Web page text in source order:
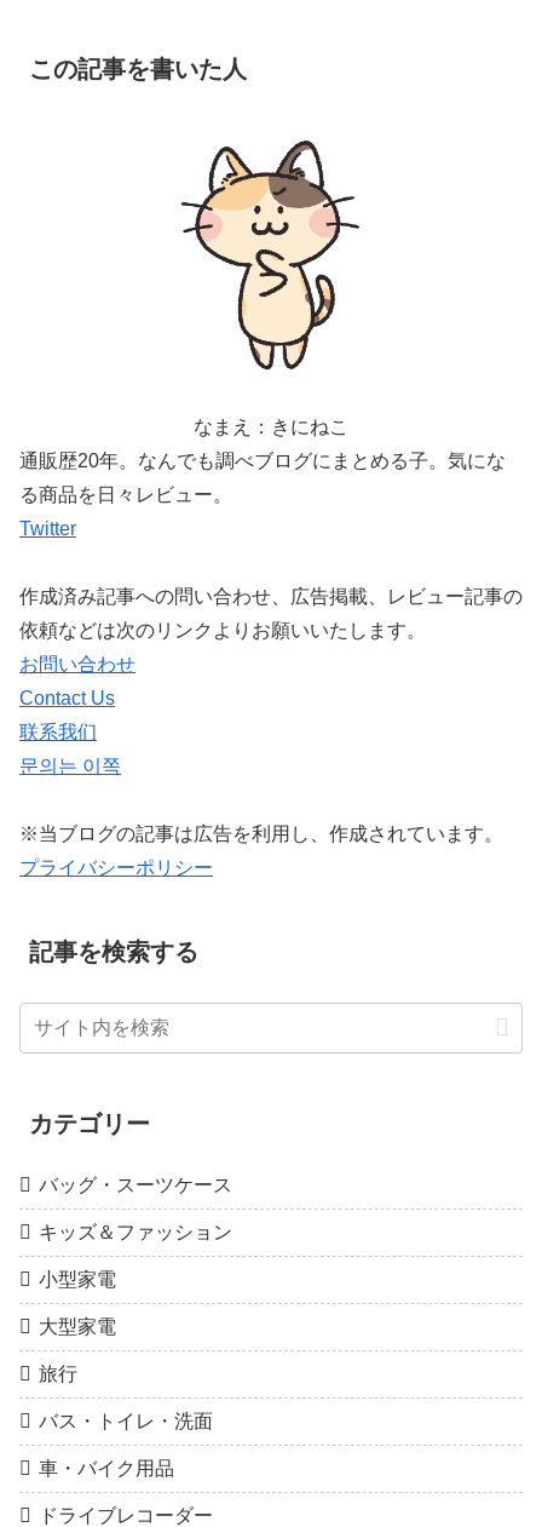
この記事を書いた人
なまえ：きにねこ
通販歴20年。なんでも調べブログにまとめる子。気にな
る商品を日々レビュー。
Twitter
作成済み記事への問い合わせ、広告掲載、レビュー記事の
依頼などは次のリンクよりお願いいたします。
お問い合わせ
Contact Us
联系我们
문의는 이쪽
※当ブログの記事は広告を利用し、作成されています。
プライバシーポリシー
記事を検索する
カテゴリー
バッグ・スーツケース
キッズ＆ファッション
小型家電
大型家電
旅行
バス・トイレ・洗面
車・バイク用品
ドライブレコーダー